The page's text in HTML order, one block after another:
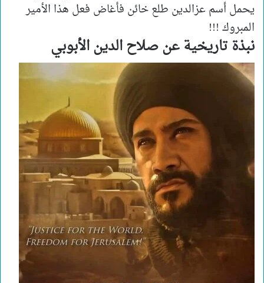
يحمل أسم عزالدين طلع خائن فأغاض فعل هذا الأمير
المبروك !!!
نبذة تاريخية عن صلاح الدين الأبوبي